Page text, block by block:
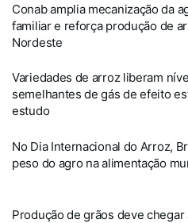
Conab amplia mecanização da
familiar e reforça produção de
Nordeste
Variedades de arroz liberam
semelhantes de gás de efeito
estudo
No Dia Internacional do Arroz,
peso do agro na alimentação
Produção de grãos deve